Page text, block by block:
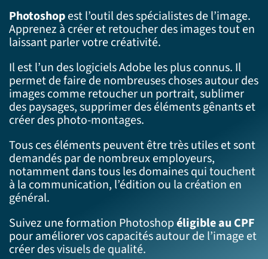
Photoshopest l’outil des spécialistes de l’image.
Apprenez à créer et retoucher des images tout en
laissant parler votre créativité.
Il est l’un des logiciels Adobe les plus connus. Il
permet de faire de nombreuses choses autour des
images comme retoucher un portrait, sublimer
des paysages, supprimer des éléments gênants et
créer des photo-montages.
Tous ces éléments peuvent être très utiles et sont
demandés par de nombreux employeurs,
notamment dans tous les domaines qui touchent
à la communication, l’édition ou la création en
général.
Suivez une formation Photoshopéligible au CPF
pour améliorer vos capacités autour de l’image et
créer des visuels de qualité.